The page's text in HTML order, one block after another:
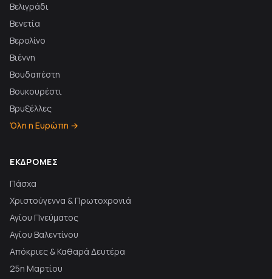
Βελιγράδι
Βενετία
Βερολίνο
Βιέννη
Βουδαπέστη
Βουκουρέστι
Βρυξέλλες
Όλη η Ευρώπη →
ΕΚΔΡΟΜΈΣ
Πάσχα
Χριστούγεννα & Πρωτοχρονιά
Αγίου Πνεύματος
Αγίου Βαλεντίνου
Απόκριες & Καθαρά Δευτέρα
25η Μαρτίου